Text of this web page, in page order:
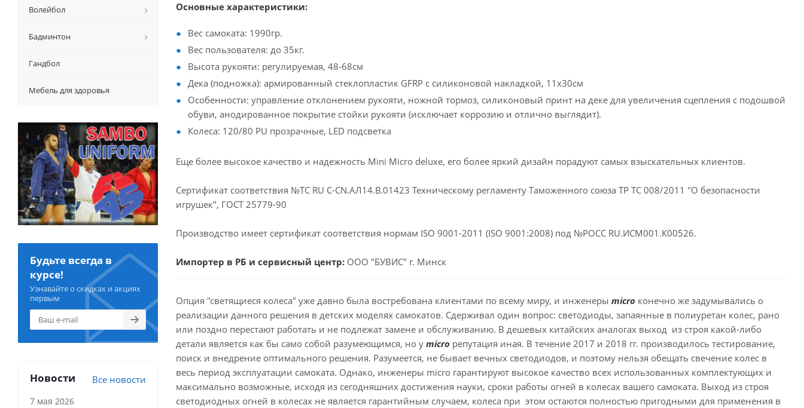
Основные характеристики:
Вес самоката: 1990гр.
Вес пользователя: до 35кг.
Высота рукояти: регулируемая, 48-68см
Дека (подножка): армированный стеклопластик GFRP с силиконовой накладкой, 11х30см
Особенности: управление отклонением рукояти, ножной тормоз, силиконовый принт на деке для увеличения сцепления с подошвой
обуви, анодированное покрытие стойки рукояти (исключает коррозию и отлично выглядит).
Колеса: 120/80 PU прозрачные, LED подсветка
Еще более высокое качество и надежность Mini Micro deluxe, его более яркий дизайн порадуют самых взыскательных клиентов.
Сертификат соответствия №ТС RU C-CN.АЛ14.В.01423 Техническому регламенту Таможенного союза ТР ТС 008/2011 "О безопасности
игрушек", ГОСТ 25779-90
Производство имеет сертификат соответствия нормам ISO 9001-2011 (ISO 9001:2008) под №РОСС RU.ИСМ001.К00526.
Импортер в РБ и сервисный центр: ООО "БУВИС" г. Минск
Опция "светящиеся колеса" уже давно была востребована клиентами по всему миру, и инженеры micro конечно же задумывались о
реализации данного решения в детских моделях самокатов. Сдерживал один вопрос: светодиоды, запаянные в полиуретан колес, рано
или поздно перестают работать и не подлежат замене и обслуживанию. В дешевых китайских аналогах выход из строя какой-либо
детали является как бы само собой разумеющимся, но у micro репутация иная. В течение 2017 и 2018 гг. производилось тестирование,
поиск и внедрение оптимального решения. Разумеется, не бывает вечных светодиодов, и поэтому нельзя обещать свечение колес в
весь период эксплуатации самоката. Однако, инженеры micro гарантируют высокое качество всех использованных комплектующих и
максимально возможные, исходя из сегодняшних достижения науки, сроки работы огней в колесах вашего самоката. Выход из строя
светодиодных огней в колесах не является гарантийным случаем, колеса при этом остаются полностью пригодными для применения в
Волейбол
Бадминтон
Гандбол
Мебель для здоровья
Будьте всегда в
курсе!
Узнавайте о скидках и акциях
первым
Новости Все новости
7 мая 2026